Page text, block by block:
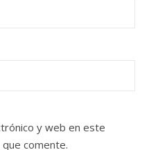
y web en este
comente.